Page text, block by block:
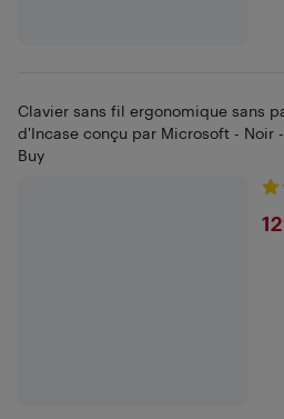
Clavier sans fil ergonomique sans
d'Incase conçu par Microsoft - Noir
Buy